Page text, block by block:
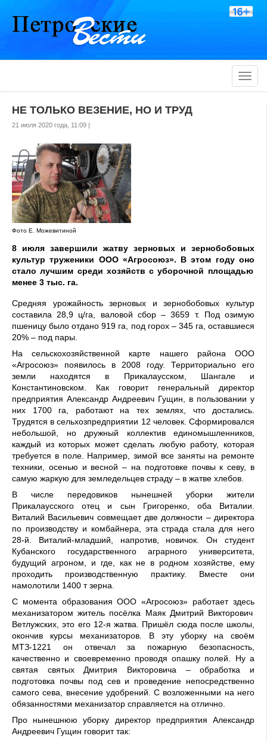
Toggle
НЕ ТОЛЬКО ВЕЗЕНИЕ, НО И ТРУД
21 июля 2020 года, 11:09 |
Фото Е. Можевитиной
8 июля завершили жатву зерновых и зернобобовых
культур труженики ООО «Агросоюз». В этом году оно
стало лучшим среди хозяйств с уборочной площадью
менее 3 тыс. га.
Средняя урожайность зерновых и зернобобовых культур
составила 28,9 ц/га, валовой сбор– 3659 т. Под озимую
пшеницу было отдано 919 га, под горох – 345 га, оставшиеся
20% – под пары.
На сельскохозяйственной карте нашего района ООО
«Агросоюз» появилось в 2008 году. Территориально его
земли находятся в Прикалаусском, Шангале и
Константиновском. Как говорит генеральный директор
предприятия Александр Андреевич Гущин, в пользовании у
них 1700 га, работаютна тех землях, что достались
Трудятся в сельхозпредприятии 12 человек.Сформировался
небольшой, но дружный коллективединомышленников,
каждый из которых можетсделать любую работу,
которая
требуется в поле. Например
зимой все заняты на ремонте
техники, осенью и весной– на подготовкепочвы к севу, в
самую жаркую для земледельцев страду – в жатве хлебов.
В числе передовиков нынешней уборки
жители
Прикалаусского отец и сын Григоренко, оба Виталии
Виталий Васильевич совмещает две должности –директора
по производствуи комбайнера , эта страдастала для него
28-й . Виталий-младший, напротив, новичок . Он студент
Кубанского государственногоаграрного университета,
будущий агроном, и где, как не в родном хозяйстве, ему
проходить производственную практику. Вместе они
намолотили 1400 т зерна.
С момента образования ООО «Агросоюз» работаетздесь
механизатором житель посёлка Маяк Дмитрий Викторович
Ветлужских, это его 12-я жатва. Пришёл сюда после школы,
окончив курсы механизаторов . В эту уборку на своём
МТЗ-1221 он отвечал за пожарную безопасность,
качественно и своевременно проводя опашку полей. Ну а
святая святых Дмитрия Викторовича – обработка и
подготовка почвы под сев и проведение непосредственно
самого сева, внесение удобрений. С возложенными на него
обязанностями механизатор справляется на отлично.
Про нынешнюю уборку директор предприятия Александр
Андреевич Гущин говорит так: